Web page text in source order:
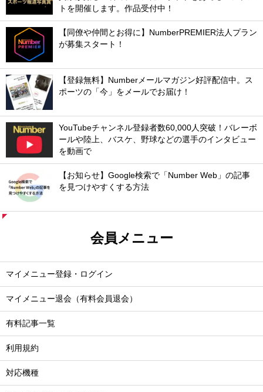
トを開催します。作品受付中！
【同僚や仲間とお得に】NumberPREMIER法人プラン
が募集スタート！
【登録無料】Numberメールマガジン好評配信中。ス
ポーツの「今」をメールでお届け！
YouTubeチャンネル登録者数60,000人突破！バレーボ
ールや陸上、バスケ、野球などの選手のインタビュー
を動画で
【お知らせ】Google検索で「Number Web」の記事
を見つけやすくする方法
会員メニュー
マイメニュー登録・ログイン
マイメニュー退会（有料会員退会）
有料記事一覧
利用規約
対応機種